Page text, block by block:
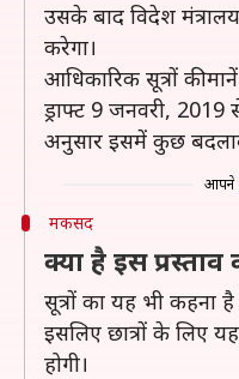
उसके बाद विदेश
करेगा।
आधिकारिक सूत्रों की
ड्राफ्ट 9 जनवरी,
अनुसार इसमें कुछ
आपने
मकसद
क्या है इस
सूत्रों का यह भी कहना
इसलिए छात्रों के लिए यह
होगी।